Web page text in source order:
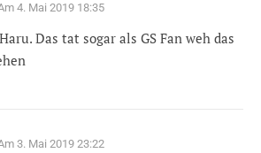
4. Mai 2019 18:35
Das tat sogar als GS Fan weh das
3. Mai 2019 23:22